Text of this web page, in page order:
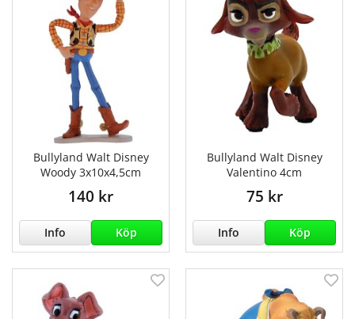
Bullyland Walt Disney
Woody 3x10x4,5cm
140 kr
Info Köp
Bullyland Walt Disney
Valentino 4cm
75 kr
Info Köp